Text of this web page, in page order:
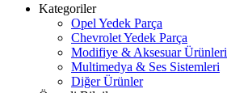
Kategoriler
Opel Yedek Parça
Chevrolet Yedek Parça
Modifiye & Aksesuar Ürünleri
Multimedya & Ses Sistemleri
Diğer Ürünler